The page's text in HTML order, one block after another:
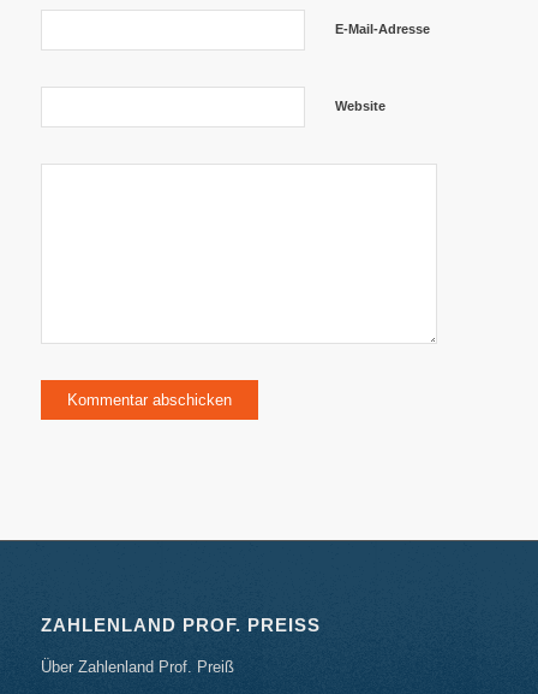
E-Mail-Adresse
Website
ZAHLENLAND PROF. PREISS
Über Zahlenland Prof. Preiß